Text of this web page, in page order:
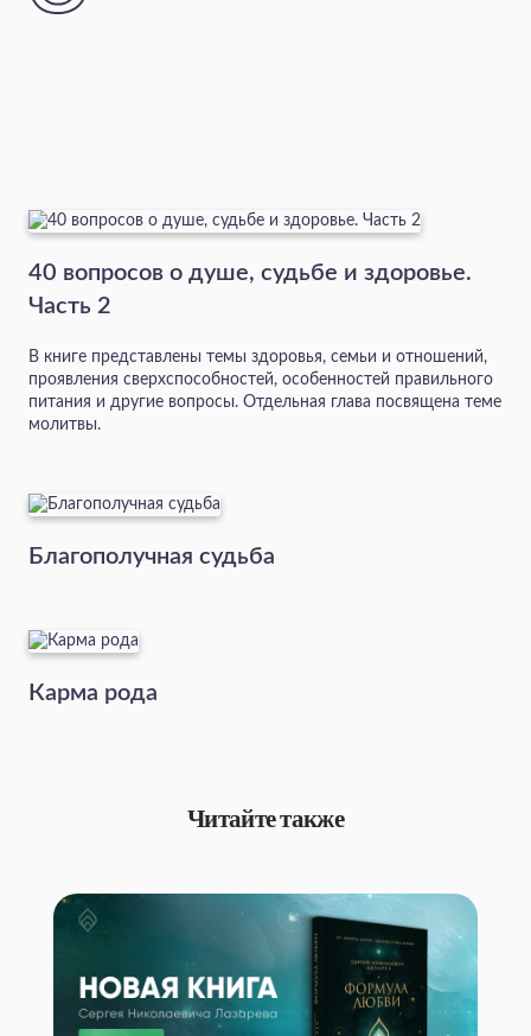
40 вопросов о душе, судьбе и здоровье.
Часть 2
В книге представлены темы здоровья, семьи и отношений,
проявления сверхспособностей, особенностей правильного
питания и другие вопросы. Отдельная глава посвящена теме
молитвы.
Благополучная судьба
Карма рода
Читайте также